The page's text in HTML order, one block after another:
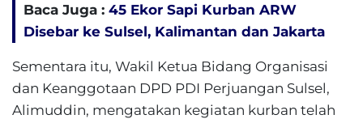
Baca Juga : 45 Ekor Sapi Kurban ARW
Disebar ke Sulsel, Kalimantan dan Jakarta
Sementara itu, Wakil Ketua Bidang Organisasi
dan Keanggotaan DPD PDI Perjuangan Sulsel,
Alimuddin, mengatakan kegiatan kurban telah